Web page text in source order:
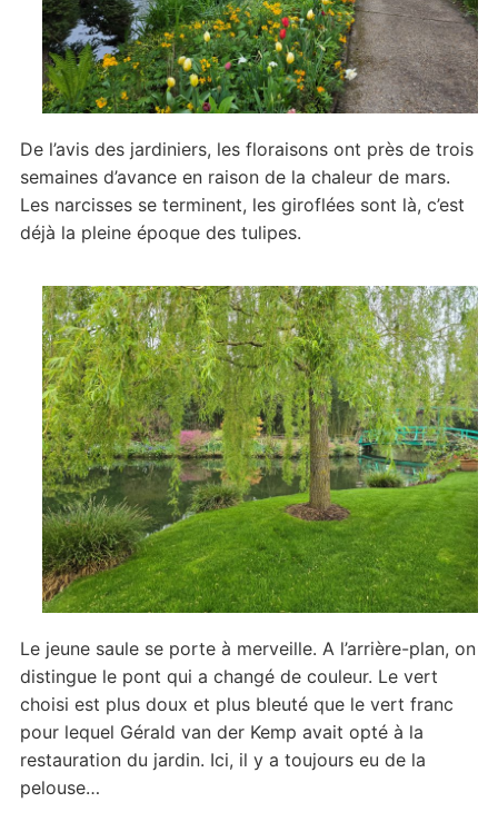
De l’avis des jardiniers, les floraisons ont près de trois
semaines d’avance en raison de la chaleur de mars.
Les narcisses se terminent, les giroflées sont là, c’est
déjà la pleine époque des tulipes.
Le jeune saule se porte à merveille. A l’arrière-plan, on
distingue le pont qui a changé de couleur. Le vert
choisi est plus doux et plus bleuté que le vert franc
pour lequel Gérald van der Kemp avait opté à la
restauration du jardin. Ici, il y a toujours eu de la
pelouse…